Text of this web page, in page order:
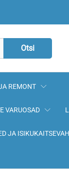
Otsi
REMONT
VARUOSAD
JA